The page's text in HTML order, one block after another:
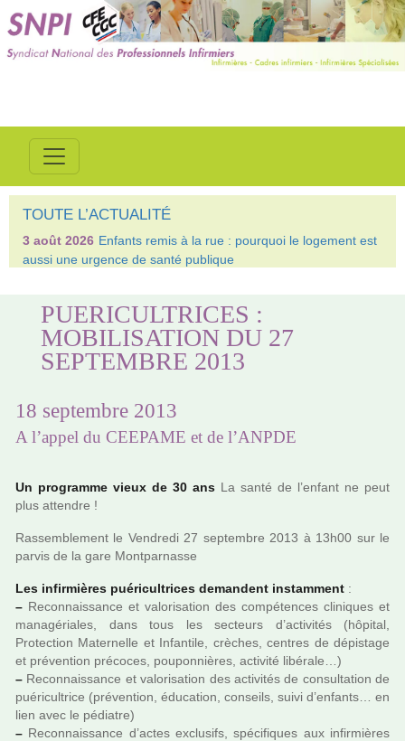
TOUTE L’ACTUALITÉ
3 août 2026 Enfants remis à la rue : pourquoi le logement est
aussi une urgence de santé publique
PUERICULTRICES :
MOBILISATION DU 27
SEPTEMBRE 2013
18 septembre 2013
A l’appel du CEEPAME et de l’ANPDE
Un pro­gramme vieux de 30 ans La santé de l’enfant ne peut
plus atten­dre !
Rassemblement le Vendredi 27 sep­tem­bre 2013 à 13h00 sur le
parvis de la gare Montparnasse
Les infir­miè­res pué­ri­cultri­ces deman­dent ins­tam­ment :
– Reconnaissance et valo­ri­sa­tion des com­pé­ten­ces cli­ni­ques et
mana­gé­ria­les, dans tous les sec­teurs d’acti­vi­tés (hôpi­tal,
Protection Maternelle et Infantile, crè­ches, cen­tres de dépis­tage
et pré­ven­tion pré­co­ces, pou­pon­niè­res, acti­vité libé­rale…)
– Reconnaissance et valo­ri­sa­tion des acti­vi­tés de consul­ta­tion de
pué­ri­cultrice (pré­ven­tion, éducation, conseils, suivi d’enfants… en
lien avec le pédia­tre)
– Reconnaissance d’actes exclu­sifs, spé­ci­fi­ques aux infir­miè­res